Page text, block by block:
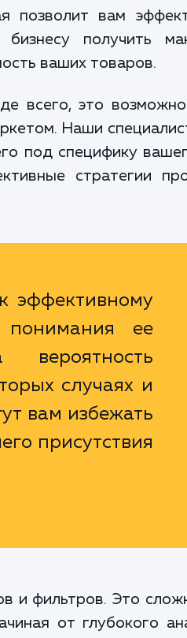
вам
получить
ваших товаров.
всего, это
Наши
под специфику
стратегии
эффективному
понимания ее
случаях и
вам избежать
присутствия
и фильтров. Это
от глубокого